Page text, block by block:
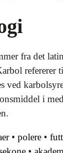
fra det
refererer
ved
i
• polere •